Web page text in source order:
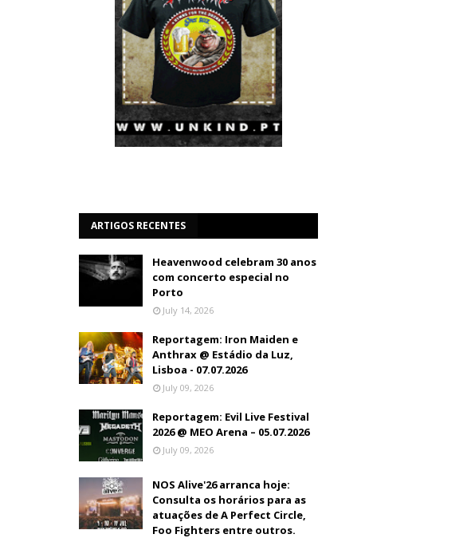
ARTIGOS RECENTES
Heavenwood celebram 30 anos
com concerto especial no
Porto
July 14, 2026
Reportagem: Iron Maiden e
Anthrax @ Estádio da Luz,
Lisboa - 07.07.2026
July 09, 2026
Reportagem: Evil Live Festival
2026 @ MEO Arena – 05.07.2026
July 09, 2026
NOS Alive'26 arranca hoje:
Consulta os horários para as
atuações de A Perfect Circle,
Foo Fighters entre outros.